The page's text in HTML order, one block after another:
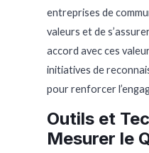
entreprises de
valeurs et de
accord avec ces
initiatives de
pour renforcer
Outils et
Mesurer le